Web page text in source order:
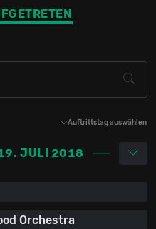
Auftrittstag auswählen
19. JULI 2018
Orchestra